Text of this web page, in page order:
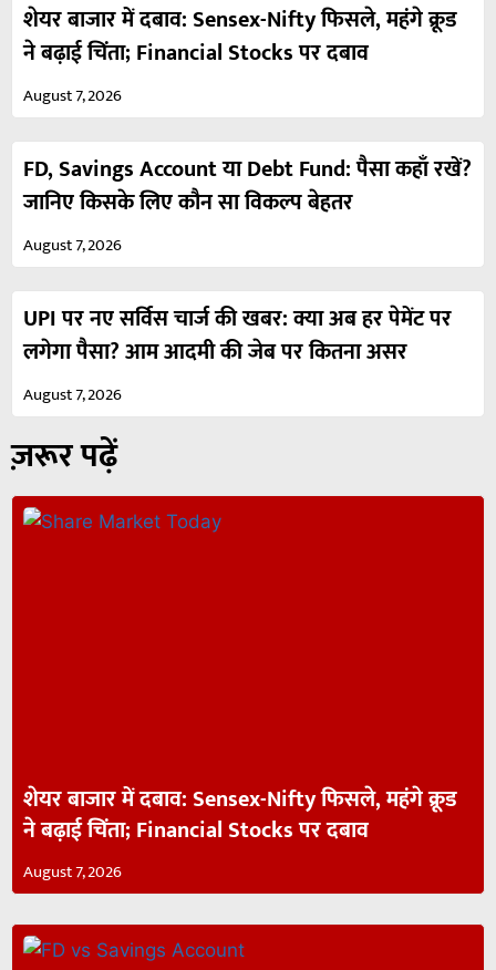
शेयर बाजार में दबाव: Sensex-Nifty फिसले, महंगे क्रूड
ने बढ़ाई चिंता; Financial Stocks पर दबाव
August 7, 2026
FD, Savings Account या Debt Fund: पैसा कहाँ रखें?
जानिए किसके लिए कौन सा विकल्प बेहतर
August 7, 2026
UPI पर नए सर्विस चार्ज की खबर: क्या अब हर पेमेंट पर
लगेगा पैसा? आम आदमी की जेब पर कितना असर
August 7, 2026
ज़रूर पढ़ें
शेयर बाजार में दबाव: Sensex-Nifty फिसले, महंगे क्रूड
ने बढ़ाई चिंता; Financial Stocks पर दबाव
August 7, 2026